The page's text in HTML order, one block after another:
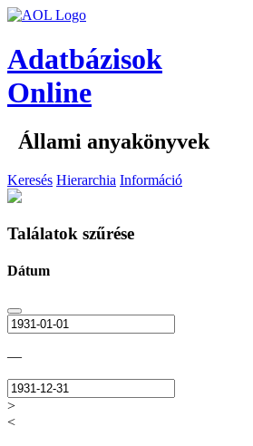
Adatbázisok
Online
Állami anyakönyvek
Keresés Hierarchia Információ
Találatok szűrése
Dátum
—
>
<